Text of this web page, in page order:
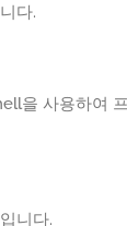
다.
을 사용하여
니다.